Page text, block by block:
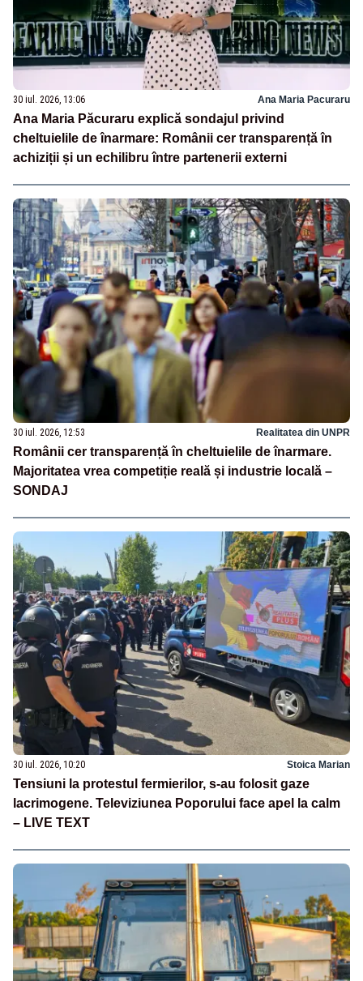
30 iul. 2026, 13:06 Ana Maria Pacuraru
Ana Maria Păcuraru explică sondajul privind
cheltuielile de înarmare: Românii cer transparență în
achiziții și un echilibru între partenerii externi
30 iul. 2026, 12:53 Realitatea din UNPR
Românii cer transparență în cheltuielile de înarmare.
Majoritatea vrea competiție reală și industrie locală –
SONDAJ
30 iul. 2026, 10:20 Stoica Marian
Tensiuni la protestul fermierilor, s-au folosit gaze
lacrimogene. Televiziunea Poporului face apel la calm
– LIVE TEXT